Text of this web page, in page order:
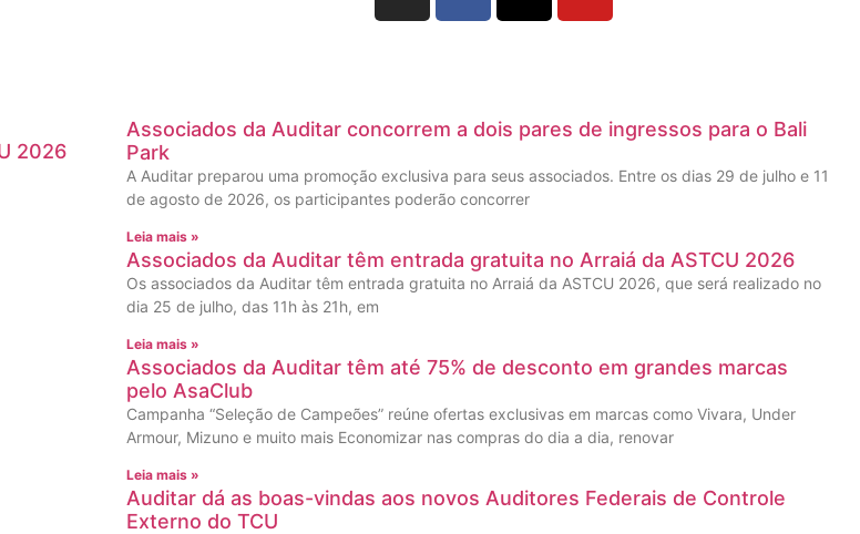
2026
Associados da Auditar concorrem a dois pares de ingressos para o Bali
Park
A Auditar preparou uma promoção exclusiva para seus associados. Entre os dias 29 de julho e 11
de agosto de 2026, os participantes poderão concorrer
Leia mais »
Associados da Auditar têm entrada gratuita no Arraiá da ASTCU 2026
Os associados da Auditar têm entrada gratuita no Arraiá da ASTCU 2026, que será realizado no
dia 25 de julho, das 11h às 21h, em
Leia mais »
Associados da Auditar têm até 75% de desconto em grandes marcas
pelo AsaClub
Campanha “Seleção de Campeões” reúne ofertas exclusivas em marcas como Vivara, Under
Armour, Mizuno e muito mais Economizar nas compras do dia a dia, renovar
Leia mais »
Auditar dá as boas-vindas aos novos Auditores Federais de Controle
Externo do TCU